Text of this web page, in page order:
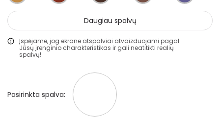
Struktūriniai tinkai
Dekoravimo glaistai
Statybiniai sandarikliai
Spec. paskirties priemonės
Aliejai ir impregnantai medienai
Darbo priemonės
Daugiau spalvų
Įspėjame, jog ekrane atspalviai atvaizduojami pagal
Jūsų įrenginio charakteristikas ir gali neatitikti realių
spalvų!
Pasirinkta spalva: